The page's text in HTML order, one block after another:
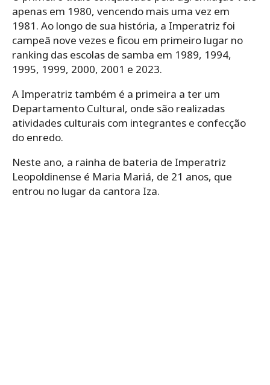
apenas em 1980, vencendo mais uma vez em
1981. Ao longo de sua história, a Imperatriz foi
campeã nove vezes e ficou em primeiro lugar no
ranking das escolas de samba em 1989, 1994,
1995, 1999, 2000, 2001 e 2023.
A Imperatriz também é a primeira a ter um
Departamento Cultural, onde são realizadas
atividades culturais com integrantes e confecção
do enredo.
Neste ano, a rainha de bateria de Imperatriz
Leopoldinense é Maria Mariá, de 21 anos, que
entrou no lugar da cantora Iza.